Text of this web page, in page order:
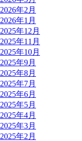
2026年2月
2026年1月
2025年12月
2025年11月
2025年10月
2025年9月
2025年8月
2025年7月
2025年6月
2025年5月
2025年4月
2025年3月
2025年2月